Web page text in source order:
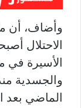
وأضاف، أن
الاحتلال
الأسيرة في
والجسدية
الماضي